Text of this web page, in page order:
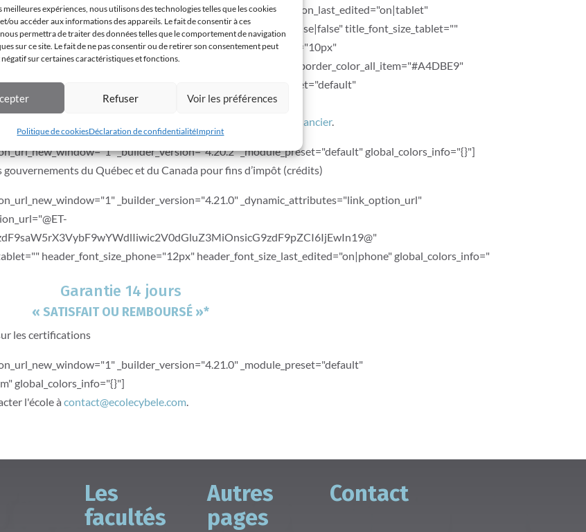
expériences, nous utilisons des technologies telles que les cookies
ou accéder aux informations des appareils. Le fait de consentir à ces
permettra de traiter des données telles que le comportement de navigation
sur ce site. Le fait de ne pas consentir ou de retirer son consentement peut
sur certaines caractéristiques et fonctions.
Refuser Voir les préférences
Politique de cookiesDéclaration de confidentialitéImprint
arrow_position_phone="" arrow_position_last_edited="on|tablet"
custom_padding="5px|5px|5px|5px|false|false" title_font_size_tablet=""
body_font_size_tablet="" body_font_size_phone="10px"
border_width_all_item="2px" border_color_all_item="#A4DBE9"
_builder_version="4.21.0" _module_preset="default"
global_colors_info="{}"]
vous convient, vous pouvez prendre contact avec le
service financier.
_builder_version="4.20.2" _module_preset="default" global_colors_info="{}"]
du Québec et du Canada pour fins d’impôt (crédits)
_builder_version="4.21.0" _dynamic_attributes="link_option_url"
header_font_size_phone="12px" header_font_size_last_edited="on|phone" global_colors_info="
Garantie 14 jours
« SATISFAIT OU REMBOURSÉ »*
les certifications
_builder_version="4.21.0" _module_preset="default"
global_colors_info="{}"]
l'école àcontact@ecolecybele.com.
Les
facultés
Autres
pages
Contact